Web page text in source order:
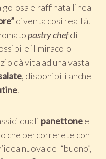
golosa e raffinata linea
diventa così realtà.
pastry chefdi
il miracolo
dà vita ad una vasta
, disponibili anche
.
quali panettonee
che percorrerete con
nuova del “buono”,